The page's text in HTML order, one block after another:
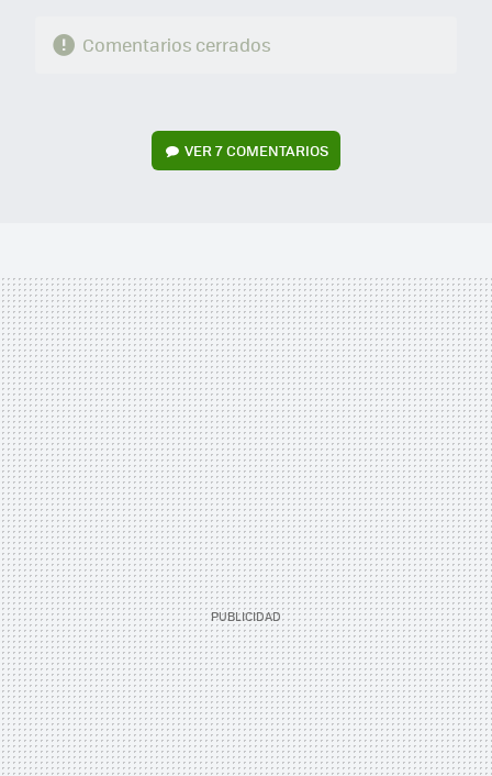
Comentarios cerrados
VER7 COMENTARIOS